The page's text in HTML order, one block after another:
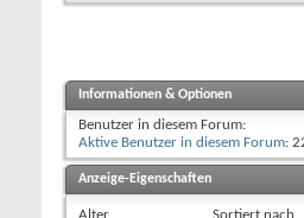
Informationen & Optionen
Benutzer in diesem Forum:
Aktive Benutzer in diesem Forum:
Anzeige-Eigenschaften
Alter Sortiert nach